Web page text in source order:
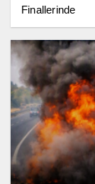
Finallerinde